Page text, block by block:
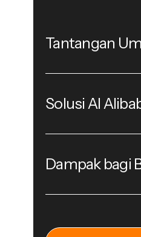
Tantangan
Solusi AI
Dampak bagi